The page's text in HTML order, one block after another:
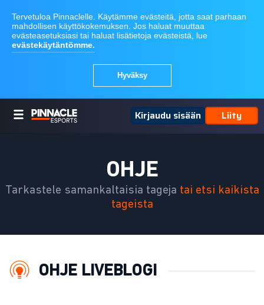
Kirjaudu sisään Liity
OHJE
Tarkastele samankaltaisia tageja tai etsi kaikista
tageista
OHJE LIVEBLOGI